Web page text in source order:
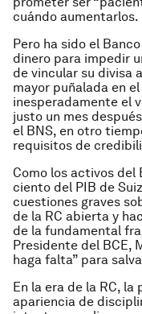
cuándo aumentarlos.
Pero ha sido el
dinero para impedir
de vincular su divisa
mayor puñalada en
inesperadamente el
justo un mes
el BNS, en otro
requisitos de
Como los activos del
ciento del PIB de
cuestiones graves
de la RC abierta y
de la fundamental
Presidente del BCE,
haga falta” para
En la era de la RC,
apariencia de